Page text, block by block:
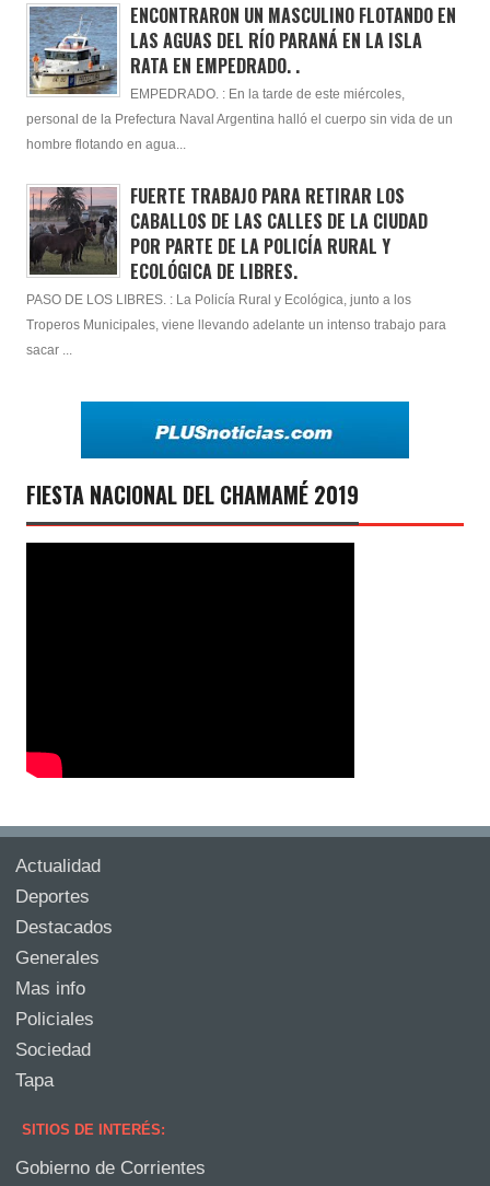
ENCONTRARON UN MASCULINO FLOTANDO EN
LAS AGUAS DEL RÍO PARANÁ EN LA ISLA
RATA EN EMPEDRADO. .
EMPEDRADO. : En la tarde de este miércoles,
personal de la Prefectura Naval Argentina halló el cuerpo sin vida de un
hombre flotando en agua...
FUERTE TRABAJO PARA RETIRAR LOS
CABALLOS DE LAS CALLES DE LA CIUDAD
POR PARTE DE LA POLICÍA RURAL Y
ECOLÓGICA DE LIBRES.
PASO DE LOS LIBRES. : La Policía Rural y Ecológica, junto a los
Troperos Municipales, viene llevando adelante un intenso trabajo para
sacar ...
FIESTA NACIONAL DEL CHAMAMÉ 2019
Actualidad
Deportes
Destacados
Generales
Mas info
Policiales
Sociedad
Tapa
SITIOS DE INTERÉS:
Gobierno de Corrientes